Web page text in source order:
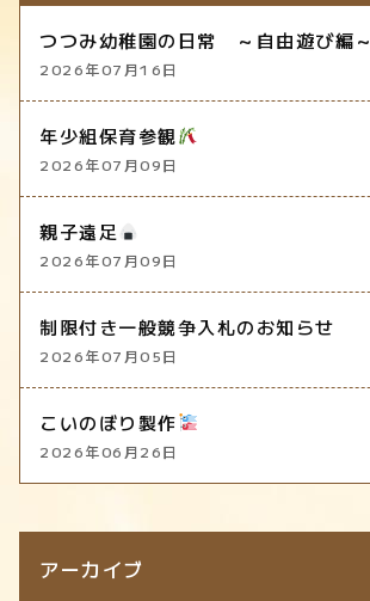
つつみ幼稚園の日常 ～自由遊び編～
2026年07月16日
年少組保育参観
2026年07月09日
親子遠足
2026年07月09日
制限付き一般競争入札のお知らせ
2026年07月05日
こいのぼり製作
2026年06月26日
アーカイブ